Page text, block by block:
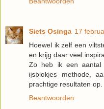
Siets Osinga 17
Hoewel ik zelf een
en krijg daar veel
Zo heb ik een aantal
ijsblokjes methode,
prachtige resultaten op.
Beantwoorden